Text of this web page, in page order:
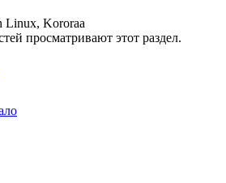
Linux, Kororaa
просматривают этот раздел.